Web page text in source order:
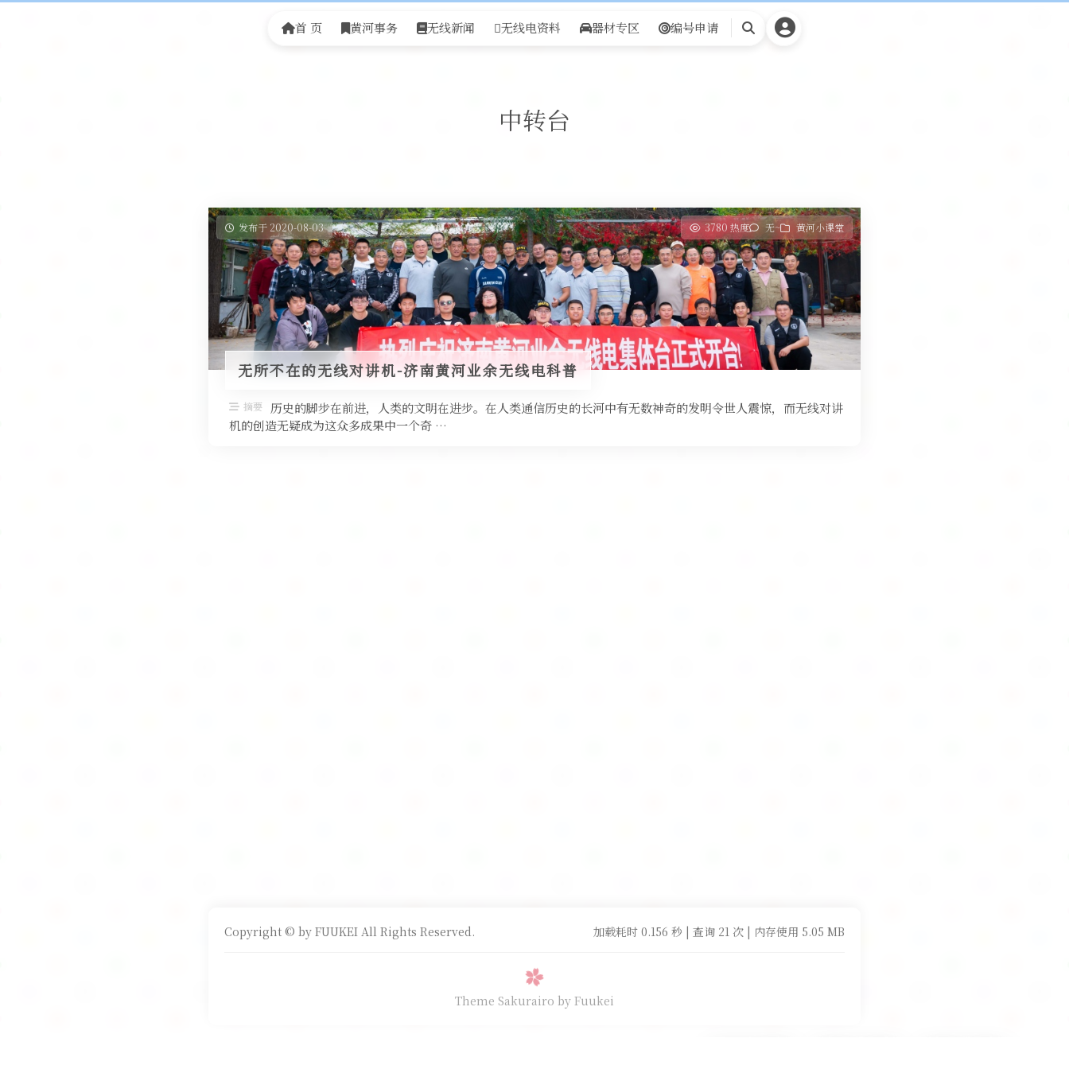
首 页 黄河事务 无线新闻 无线电资料 器材专区 编号申请
搜
中转台
发布于 2020-08-03 3780 热度 无~ 黄河小课堂
无所不在的无线对讲机-济南黄河业余无线电科普
摘要
历史的脚步在前进，人类的文明在进步。在人类通信历史的长河中有无数神奇的发明令世人震惊，而无线对讲
机的创造无疑成为这众多成果中一个奇 …
Copyright © by FUUKEI All Rights Reserved. 加载耗时 0.156 秒 | 查询 21 次 | 内存使用 5.05 MB
Theme Sakurairo by Fuukei